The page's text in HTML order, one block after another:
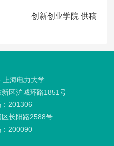
创新创业学院 供稿
上海电力大学
新区沪城环路1851号
：201306
浦区长阳路2588号
：200090